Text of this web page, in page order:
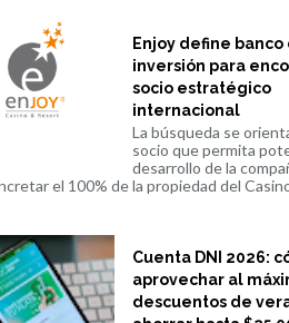
Enjoy define banco
inversión para
socio estratégico
internacional
La búsqueda se
socio que permita
desarrollo de la
el 100% de la propiedad del
Cuenta DNI 2026:
aprovechar al
descuentos de